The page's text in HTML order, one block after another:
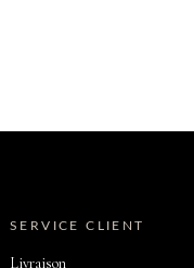
SERVICE CLIENT
Livraison